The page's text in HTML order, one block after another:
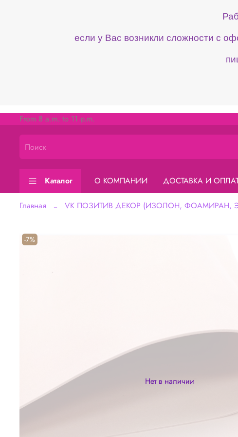
если у Вас возникли сложности с
From 8 a.m. to 11 p.m.
Каталог О КОМПАНИИ ДОСТАВКА И
Главная VK ПОЗИТИВ ДЕКОР (ИЗОЛОН, ФОАМИРАН,
Нет в наличии
-7%